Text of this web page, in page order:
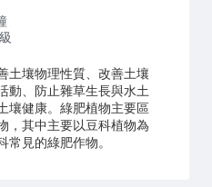
土壤物理性質、改善土壤
動、防止雜草生長與水土
壤健康。綠肥植物主要區
，其中主要以豆科植物為
見的綠肥作物。